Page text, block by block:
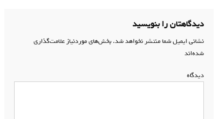
دیدگاهتان را بنویسید
نشانی ایمیل شما منتشر نخواهد شد.بخش‌های موردنیاز علامت‌گذاری
شده‌اند
دیدگاه